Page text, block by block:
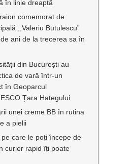
în linie dreaptă
comemorat de
,,Valeriu Butulescu”
ani de la trecerea sa în
din București au
de vară într-un
în Geoparcul
Țara Hațegului
unei creme BB în rutina
a pielii
care le poți începe de
curier rapid îți poate